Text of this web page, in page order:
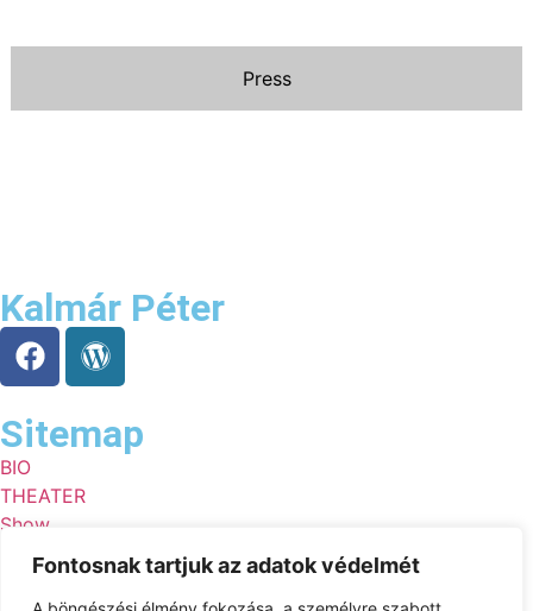
Fontosnak tartjuk az adatok védelmét
Press
Kalmár Péter
Sitemap
BIO
THEATER
Show
TV/FIlm
ENTERPRISES